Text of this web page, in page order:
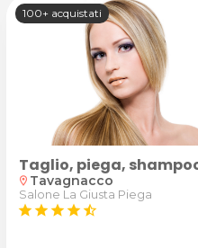
ristrutturante e
100+ acquistati
Taglio, piega,
location_on Tavagnacco
Salone La Giusta Piega
star star star star star_half